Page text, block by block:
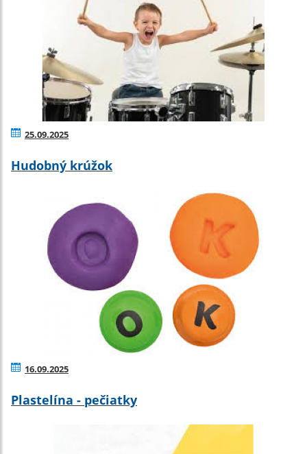
25.09.2025
Hudobný krúžok
16.09.2025
Plastelína - pečiatky